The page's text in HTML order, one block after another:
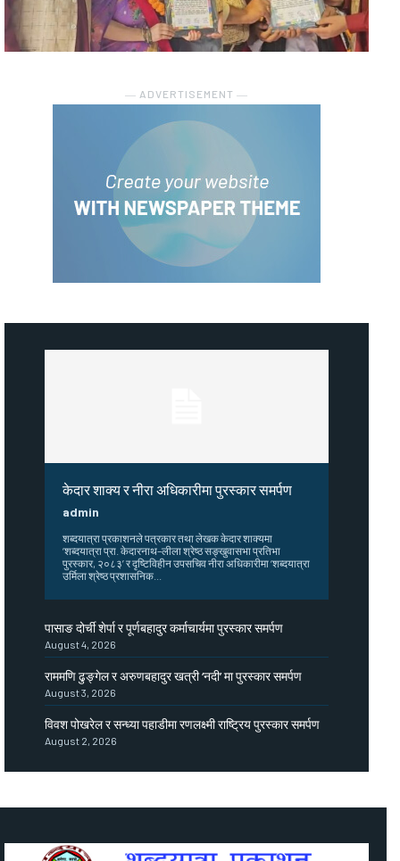
― ADVERTISEMENT ―
केदार शाक्य र नीरा अधिकारीमा पुरस्कार समर्पण
admin
शब्दयात्रा प्रकाशनले पत्रकार तथा लेखक केदार शाक्यमा
‘शब्दयात्रा प्रा. केदारनाथ–लीला श्रेष्ठ सङ्खुवासभा प्रतिभा
पुरस्कार, २०८३’ र दृष्टिविहीन उपसचिव नीरा अधिकारीमा ‘शब्दयात्रा
उर्मिला श्रेष्ठ प्रशासनिक...
पासाङ दोर्ची शेर्पा र पूर्णबहादुर कर्माचार्यमा पुरस्कार समर्पण
August 4, 2026
राममणि ढुङ्गेल र अरुणबहादुर खत्री ‘नदी’ मा पुरस्कार समर्पण
August 3, 2026
विवश पोखरेल र सन्ध्या पहाडीमा रणलक्ष्मी राष्ट्रिय पुरस्कार समर्पण
August 2, 2026